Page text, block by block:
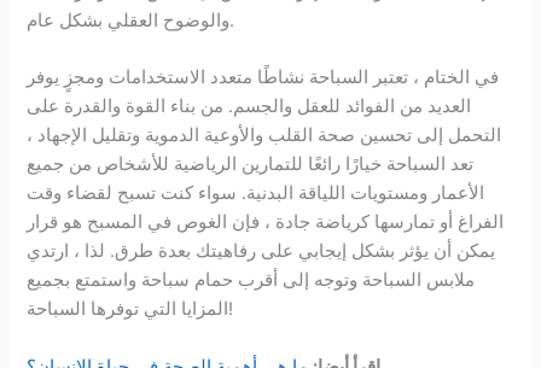
والوضوح العقلي بشكل عام.
في الختام ، تعتبر السباحة نشاطًا متعدد الاستخدامات ومجزٍ يوفر
العديد من الفوائد للعقل والجسم. من بناء القوة والقدرة على
التحمل إلى تحسين صحة القلب والأوعية الدموية وتقليل الإجهاد ،
تعد السباحة خيارًا رائعًا للتمارين الرياضية للأشخاص من جميع
الأعمار ومستويات اللياقة البدنية. سواء كنت تسبح لقضاء وقت
الفراغ أو تمارسها كرياضة جادة ، فإن الغوص في المسبح هو قرار
يمكن أن يؤثر بشكل إيجابي على رفاهيتك بعدة طرق. لذا ، ارتدي
ملابس السباحة وتوجه إلى أقرب حمام سباحة واستمتع بجميع
المزايا التي توفرها السباحة!